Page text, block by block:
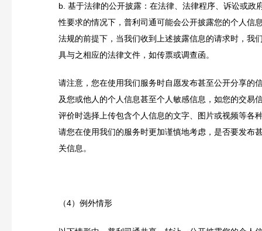
b. 基于法律的公开披露：在法律、法律程序、诉讼或政
性要求的情况下，普利司通可能会公开披露您的个人信
法规的前提下，当我们收到上述披露信息的请求时，我
具与之相应的法律文件，如传票或调查函。
请注意，您在使用我们服务时自愿发布甚至公开分享的
及您或他人的个人信息甚至个人敏感信息，如您的交易
评价时选择上传包含个人信息的文字、图片或视频等各
请您在使用我们的服务时更加谨慎地考虑，是否要发布
关信息。
（4）例外情形